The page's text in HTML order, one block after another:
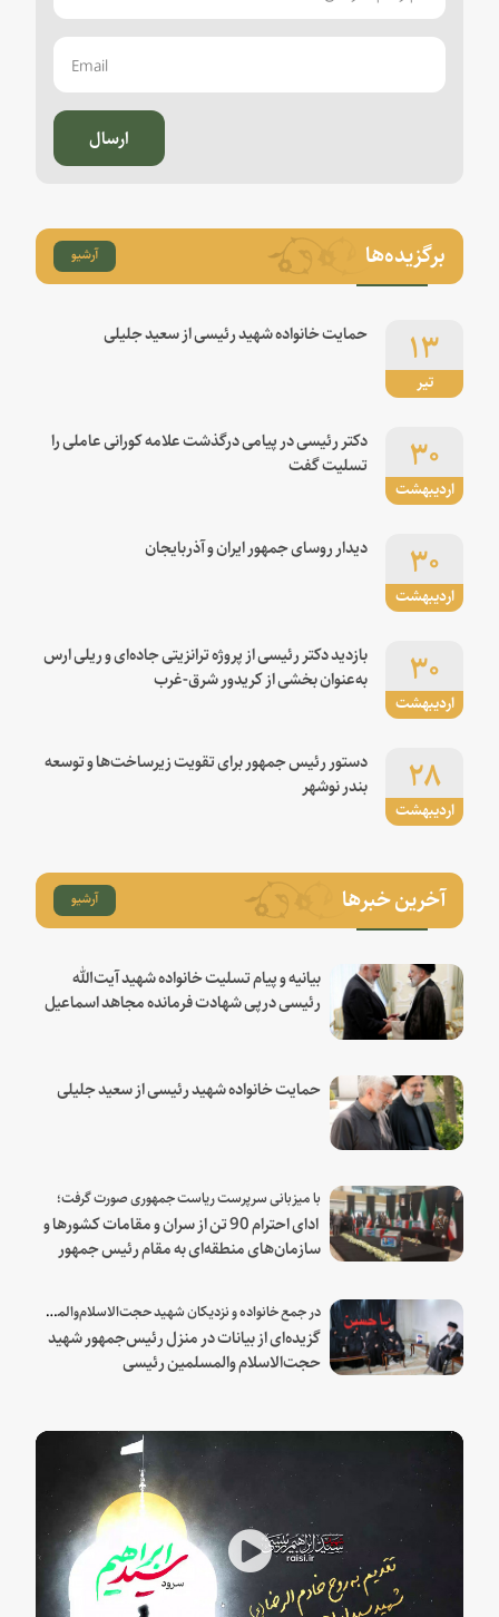
ارسال
برگزیده‌ها آرشیو
تیر
۱۳ حمایت خانواده شهید رئیسی از سعید جلیلی
اردیبهشت
۳۰
دکتر رئیسی در پیامی درگذشت علامه کورانی عاملی را
تسلیت گفت
اردیبهشت
۳۰ دیدار روسای جمهور ایران و آذربایجان
اردیبهشت
۳۰
بازدید دکتر رئیسی از پروژه ترانزیتی جاده‌ای و ریلی ارس
به‌عنوان بخشی از کریدور شرق-غرب
اردیبهشت
۲۸
دستور رئیس جمهور برای تقویت زیرساخت‌ها و توسعه
بندر نوشهر
آخرین خبرها آرشیو
بیانیه و پیام تسلیت خانواده شهید آیت‌الله
رئیسی درپی شهادت فرمانده مجاهد اسماعیل
حمایت خانواده شهید رئیسی از سعید جلیلی
با میزبانی سرپرست ریاست جمهوری صورت گرفت؛
ادای احترام 90 تن از سران و مقامات کشورها و
سازمان‌های منطقه‌ای به مقام رئیس جمهور
در جمع خانواده و نزدیکان شهید حجت‌الاسلام‌والمسلمین رئیسی:
گزیده‌ای از بیانات در منزل رئیس‌جمهور شهید
حجت‌الاسلام والمسلمین رئیسی
Play